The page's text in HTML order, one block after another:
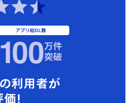
アプリ総DL数
100万件
突破